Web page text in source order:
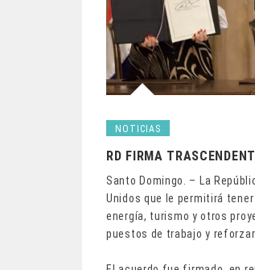
NOTICIAS
RD FIRMA
Santo Domingo. – La
Unidos que le permitirá
energía, turismo y otros
puestos de trabajo y